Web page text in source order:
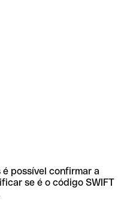
possível confirmar a
se é o código SWIFT